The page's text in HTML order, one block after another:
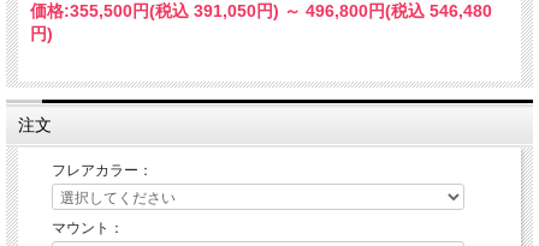
価格:355,500円(税込 391,050円) ～ 496,800円(税込 546,480
円)
注文
フレアカラー：
マウント：